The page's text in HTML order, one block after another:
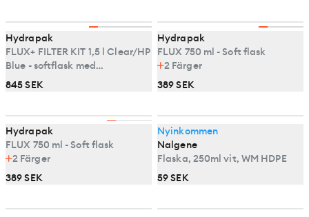
Hydrapak
FLUX+ FILTER KIT 1,5 l Clear/HP
Blue - softflask med
vattenfilter
845 SEK
Hydrapak
FLUX 750 ml - Soft flask
2 Färger
389 SEK
Hydrapak
FLUX 750 ml - Soft flask
2 Färger
389 SEK
Nyinkommen
Nalgene
Flaska, 250ml vit, WM HDPE
59 SEK